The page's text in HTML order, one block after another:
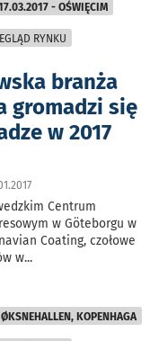
- OŚWIĘCIM
RYNKU
branża
gromadzi się
w 2017
Centrum
w Göteborgu w
Coating, czołowe
w...
KOPENHAGA